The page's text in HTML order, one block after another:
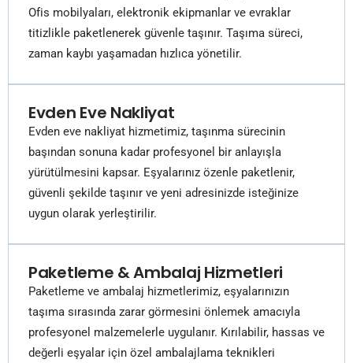
Ofis mobilyaları, elektronik ekipmanlar ve evraklar
titizlikle paketlenerek güvenle taşınır. Taşıma süreci,
zaman kaybı yaşamadan hızlıca yönetilir.
Evden Eve Nakliyat
Evden eve nakliyat hizmetimiz, taşınma sürecinin
başından sonuna kadar profesyonel bir anlayışla
yürütülmesini kapsar. Eşyalarınız özenle paketlenir,
güvenli şekilde taşınır ve yeni adresinizde isteğinize
uygun olarak yerleştirilir.
Paketleme & Ambalaj Hizmetleri
Paketleme ve ambalaj hizmetlerimiz, eşyalarınızın
taşıma sırasında zarar görmesini önlemek amacıyla
profesyonel malzemelerle uygulanır. Kırılabilir, hassas ve
değerli eşyalar için özel ambalajlama teknikleri